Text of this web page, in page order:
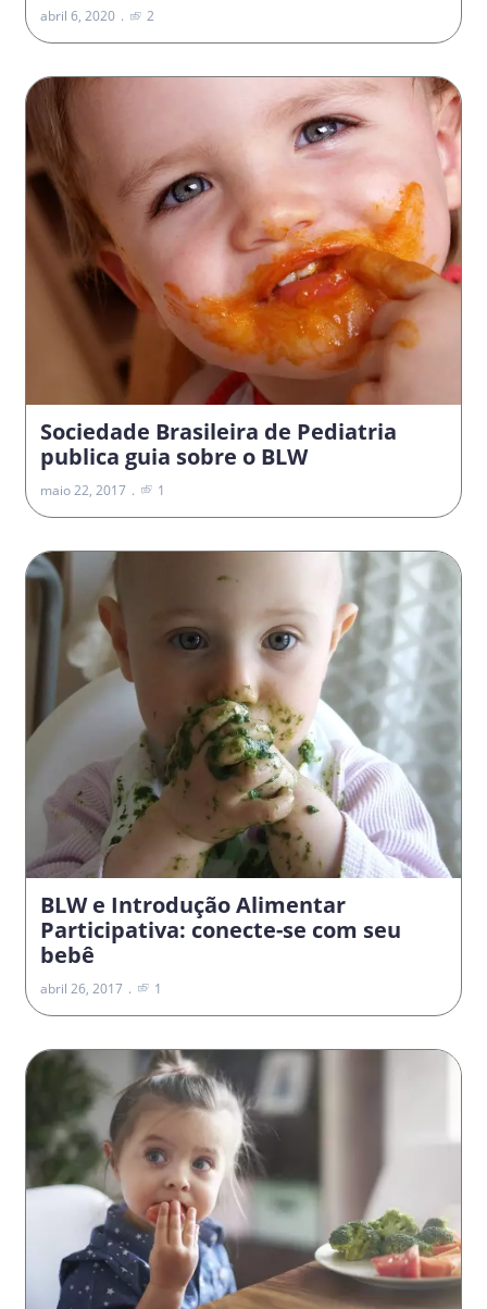
abril 6, 2020 2
Sociedade Brasileira de Pediatria
publica guia sobre o BLW
maio 22, 2017 1
BLW e Introdução Alimentar
Participativa: conecte-se com seu
bebê
abril 26, 2017 1